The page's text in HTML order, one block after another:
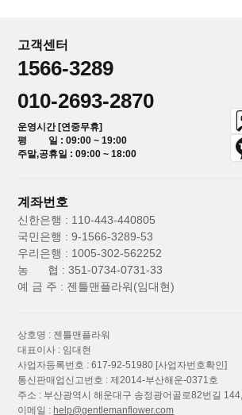
고객센터
1566-3289
010-2693-2870
운영시간 [연중무휴]
평 일 : 09:00 ~ 19:00
주말,공휴일 : 09:00 ~ 18:00
계좌번호
신한은행 : 110-443-440805
국민은행 : 9-1566-3289-53
우리은행 : 1005-302-562252
농 협 : 351-0734-0731-33
예 금 주 : 젠틀맨플라워(임대현)
상호명 : 젠틀맨플라워
대표이사 : 임대현
사업자등록번호 : 617-92-51980 [사업자번호확인]
통신판매업신고번호 : 제2014-부산해운-0371호
주소 : 부산광역시 해운대구 송정광어골로82번길
이메일 :help@gentlemanflower.com